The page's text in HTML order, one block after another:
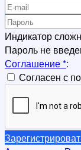
Не красна
Индикатор
Пароль не
Соглашение*:
Согласен с